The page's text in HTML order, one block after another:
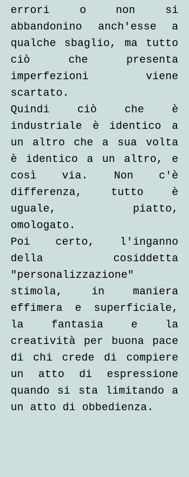
errori o non si
abbandonino anch'esse a
qualche sbaglio, ma tutto
ciò che presenta
imperfezioni viene
scartato.
Quindi ciò che è
industriale è identico a
un altro che a sua volta
è identico a un altro, e
così via. Non c'è
differenza, tutto è
uguale, piatto,
omologato.
Poi certo, l'inganno
della cosiddetta
"personalizzazione"
stimola, in maniera
effimera e superficiale,
la fantasia e la
creatività per buona pace
di chi crede di compiere
un atto di espressione
quando si sta limitando a
un atto di obbedienza.